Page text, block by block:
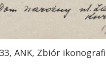
ANK, Zbiór